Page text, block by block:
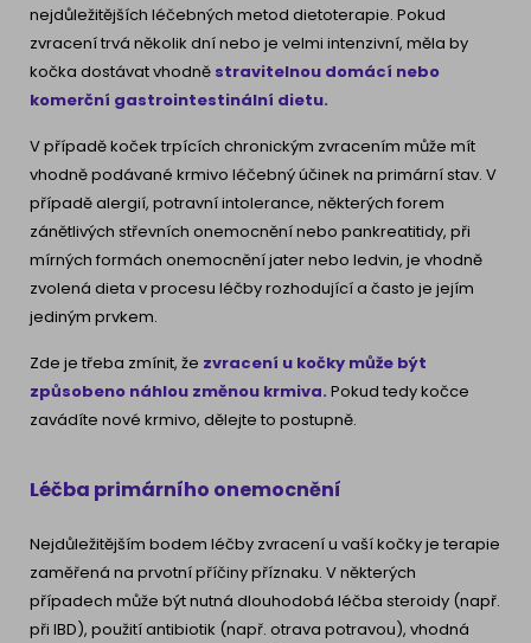
nejdůležitějších léčebných metod dietoterapie. Pokud
zvracení trvá několik dní nebo je velmi intenzivní, měla by
kočka dostávat vhodně stravitelnou domácí nebo
komerční gastrointestinální dietu.
V případě koček trpících chronickým zvracením může mít
vhodně podávané krmivo léčebný účinek na primární stav. V
případě alergií, potravní intolerance, některých forem
zánětlivých střevních onemocnění nebo pankreatitidy, při
mírných formách onemocnění jater nebo ledvin, je vhodně
zvolená dieta v procesu léčby rozhodující a často je jejím
jediným prvkem.
Zde je třeba zmínit, že zvracení u kočky může být
způsobeno náhlou změnou krmiva. Pokud tedy kočce
zavádíte nové krmivo, dělejte to postupně.
Léčba primárního onemocnění
Nejdůležitějším bodem léčby zvracení u vaší kočky je terapie
zaměřená na prvotní příčiny příznaku. V některých
případech může být nutná dlouhodobá léčba steroidy (např.
při IBD), použití antibiotik (např. otrava potravou), vhodná